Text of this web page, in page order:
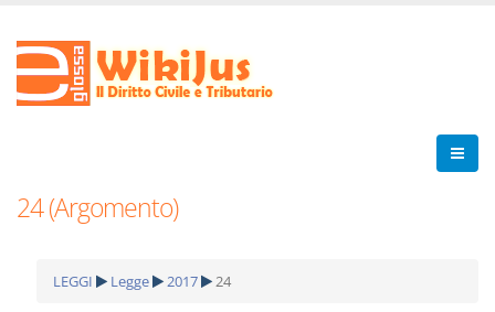
24 (Argomento)
LEGGI Legge 2017 24